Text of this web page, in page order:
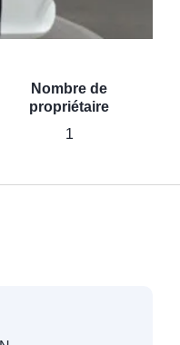
Nombre de
propriétaire
1